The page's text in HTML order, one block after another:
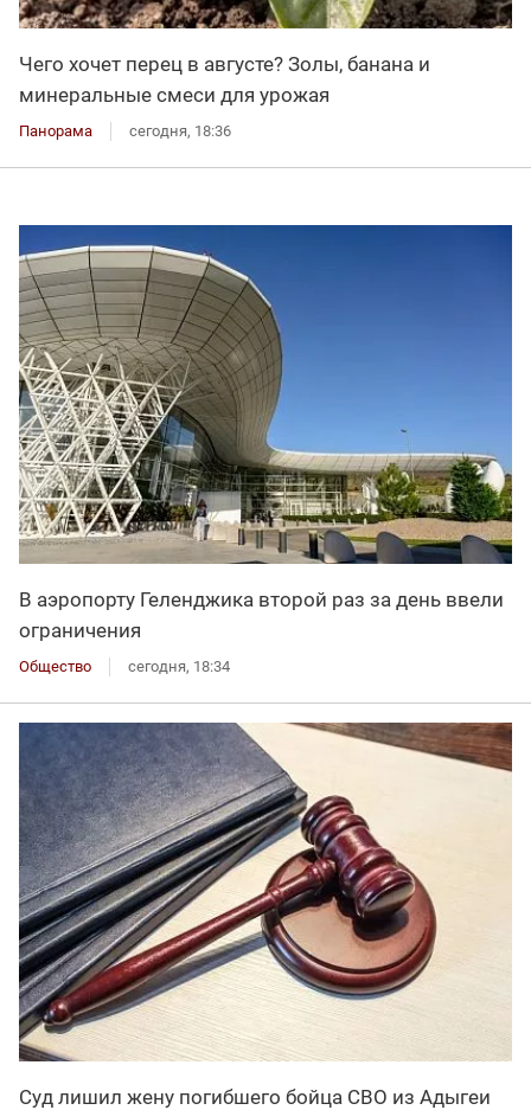
Чего хочет перец в августе? Золы, банана и
минеральные смеси для урожая
Панорама сегодня, 18:36
В аэропорту Геленджика второй раз за день ввели
ограничения
Общество сегодня, 18:34
Суд лишил жену погибшего бойца СВО из Адыгеи